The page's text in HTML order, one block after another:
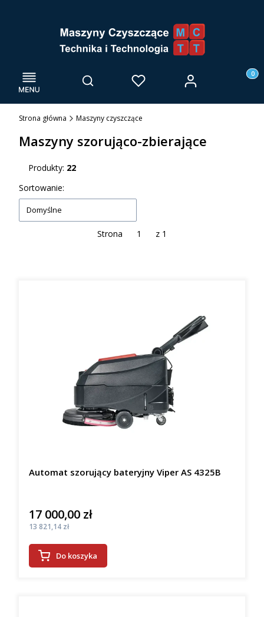
Menu Otwórz wyszukiwarkę
Szukaj Ulubione Zaloguj się
Strona główna Maszyny czyszczące
Maszyny szorująco-zbierające
Produkty: 22
Lista produktów
Sortowanie:
Domyślne
Strona z 1
Automat szorujący bateryjny Viper AS 4325B
Cena
17 000,00 zł
Cena
13 821,14 zł
Do koszyka